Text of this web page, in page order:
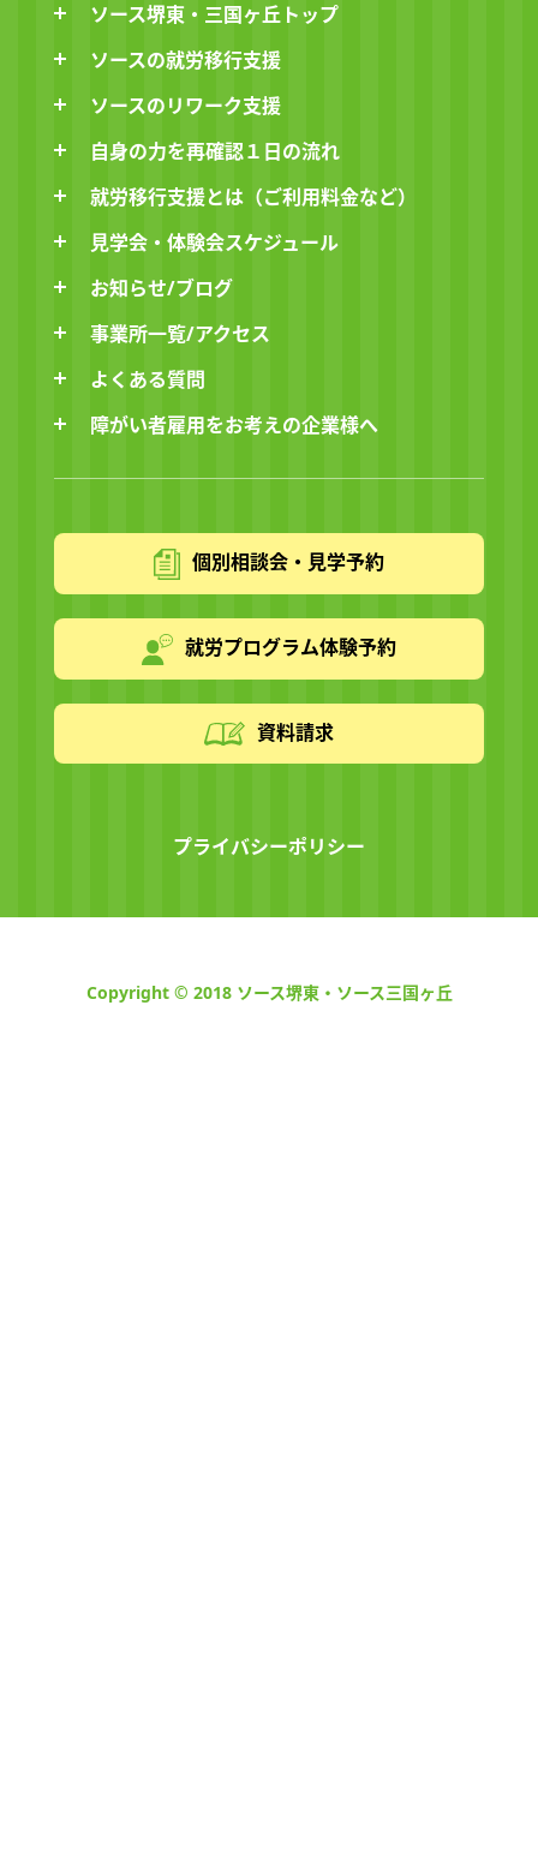
ソース堺東・三国ヶ丘トップ
ソースの就労移行支援
ソースのリワーク支援
自身の力を再確認１日の流れ
就労移行支援とは（ご利用料金など）
見学会・体験会スケジュール
お知らせ/ブログ
事業所一覧/アクセス
よくある質問
障がい者雇用をお考えの企業様へ
個別相談会・見学予約
就労プログラム体験予約
資料請求
プライバシーポリシー
Copyright © 2018 ソース堺東・ソース三国ヶ丘